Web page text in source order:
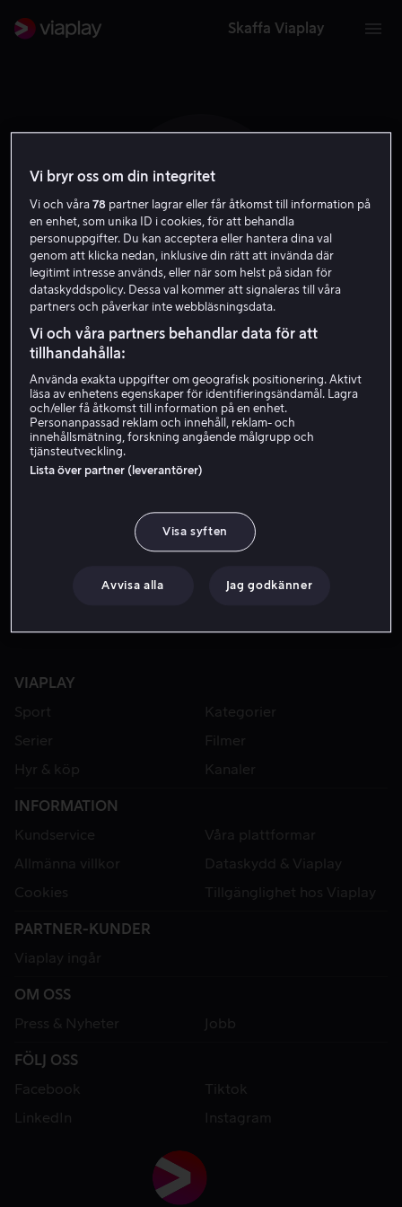
Skaffa Viaplay
A B
Amanda Boyle
VIAPLAY
Sport
Kategorier
Serier
Filmer
Hyr & köp
Kanaler
INFORMATION
Kundservice
Våra plattformar
Allmänna villkor
Dataskydd & Viaplay
Cookies
Tillgänglighet hos Viaplay
PARTNER-KUNDER
Viaplay ingår
OM OSS
Press & Nyheter
Jobb
FÖLJ OSS
Facebook
Tiktok
LinkedIn
Instagram
Vi bryr oss om din integritet
Vi och våra78 partner lagrar eller får åtkomst till information på
en enhet, som unika ID i cookies, för att behandla
personuppgifter. Du kan acceptera eller hantera dina val
genom att klicka nedan, inklusive din rätt att invända där
legitimt intresse används, eller när som helst på sidan för
dataskyddspolicy. Dessa val kommer att signaleras till våra
partners och påverkar inte webbläsningsdata.
Vi och våra partners behandlar data för att
tillhandahålla:
Använda exakta uppgifter om geografisk positionering. Aktivt
läsa av enhetens egenskaper för identifieringsändamål. Lagra
och/eller få åtkomst till information på en enhet.
Personanpassad reklam och innehåll, reklam- och
innehållsmätning, forskning angående målgrupp och
tjänsteutveckling.
Lista över partner (leverantörer)
Visa syften
Avvisa alla Jag godkänner